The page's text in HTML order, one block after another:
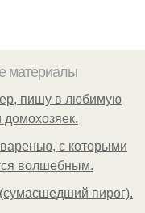
материалы
пишу в любимую
домохозяек.
с которыми
волшебным.
пирог).